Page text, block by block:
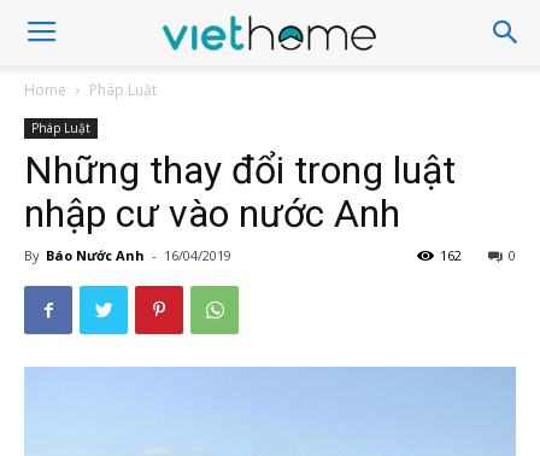
Home Pháp Luật
Pháp Luật
Những thay đổi trong luật
nhập cư vào nước Anh
By Báo Nước Anh - 16/04/2019 0
162